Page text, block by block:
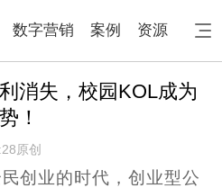
数字营销 案例 资源
消失，校园KOL成为
！
原创
创业的时代，创业型公